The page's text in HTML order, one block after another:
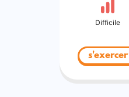
Difficile
s'exercer